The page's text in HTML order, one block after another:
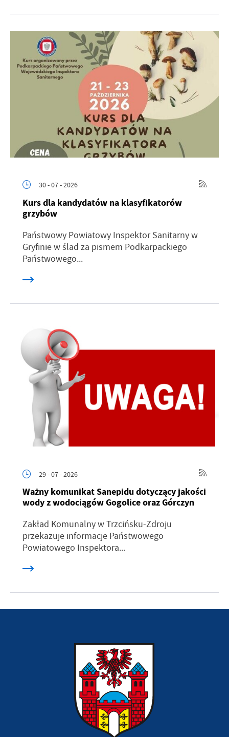
30 - 07 - 2026
Kurs dla kandydatów na klasyfikatorów
grzybów
Państwowy Powiatowy Inspektor Sanitarny w
Gryfinie w ślad za pismem Podkarpackiego
Państwowego...
29 - 07 - 2026
Ważny komunikat Sanepidu dotyczący jakości
wody z wodociągów Gogolice oraz Górczyn
Zakład Komunalny w Trzcińsku-Zdroju
przekazuje informacje Państwowego
Powiatowego Inspektora...